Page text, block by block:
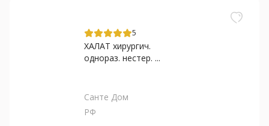
5
ХАЛАТ хирургич.
однораз. нестер. ...
Санте Дом
РФ